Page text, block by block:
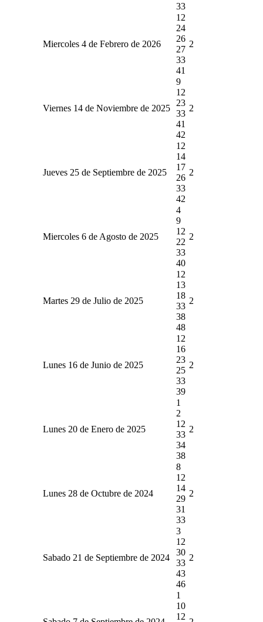
33
Miercoles 4 de Febrero de 2026
12
24
26
27
33
41
2
Viernes 14 de Noviembre de 2025
9
12
23
33
41
42
2
Jueves 25 de Septiembre de 2025
12
14
17
26
33
42
2
Miercoles 6 de Agosto de 2025
4
9
12
22
33
40
2
Martes 29 de Julio de 2025
12
13
18
33
38
48
2
Lunes 16 de Junio de 2025
12
16
23
25
33
39
2
Lunes 20 de Enero de 2025
1
2
12
33
34
38
2
Lunes 28 de Octubre de 2024
8
12
14
29
31
33
2
Sabado 21 de Septiembre de 2024
3
12
30
33
43
46
2
1
10
12